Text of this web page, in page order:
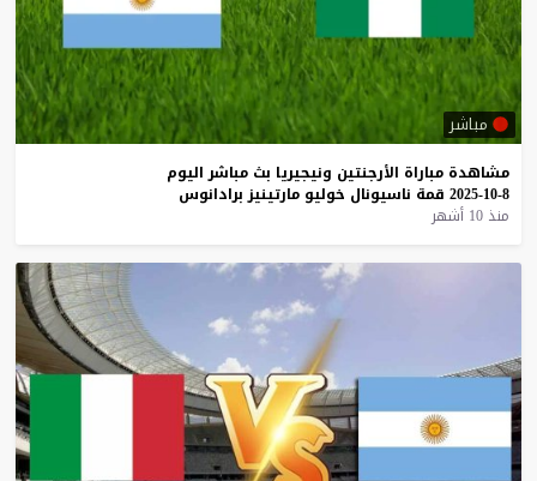
مباشر
مشاهدة مباراة الأرجنتين ونيجيريا بث مباشر اليوم
8-10-2025
قمة ناسيونال خوليو مارتينيز برادانوس
منذ 10 أشهر